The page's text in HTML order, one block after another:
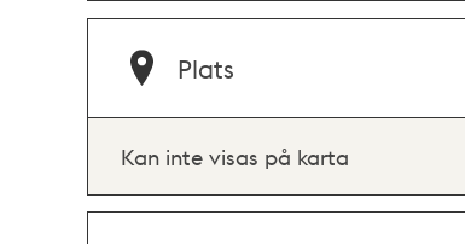
Plats
Kan inte visas på karta